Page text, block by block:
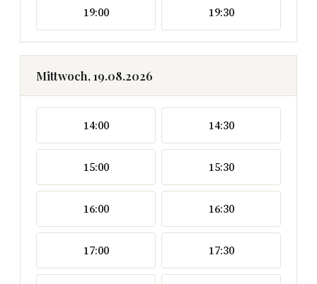
19:00 19:30
Mittwoch, 19.08.2026
14:00 14:30
15:00 15:30
16:00 16:30
17:00 17:30